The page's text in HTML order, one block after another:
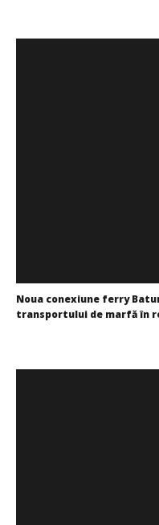
Noua conexiune ferry
transportului de marfă în